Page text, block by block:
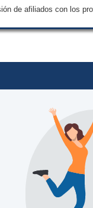
de afiliados con los